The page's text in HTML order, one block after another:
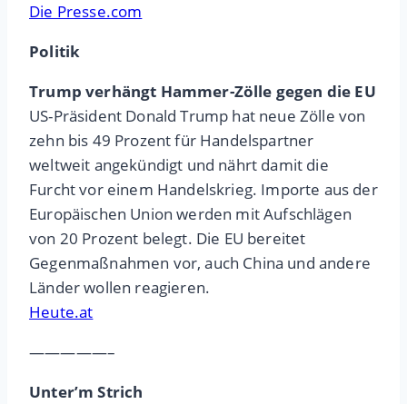
Die Presse.com
Politik
Trump verhängt Hammer-Zölle gegen die EU
US-Präsident Donald Trump hat neue Zölle von
zehn bis 49 Prozent für Handelspartner
weltweit angekündigt und nährt damit die
Furcht vor einem Handelskrieg. Importe aus der
Europäischen Union werden mit Aufschlägen
von 20 Prozent belegt. Die EU bereitet
Gegenmaßnahmen vor, auch China und andere
Länder wollen reagieren.
Heute.at
—————–
Unter’m Strich